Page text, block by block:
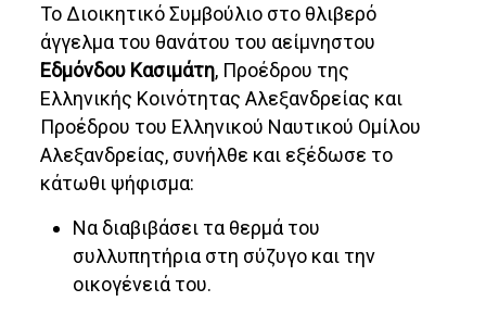
Το Διοικητικό Συμβούλιο στο θλιβερό
άγγελμα του θανάτου του αείμνηστου
Εδμόνδου Κασιμάτη, Προέδρου της
Ελληνικής Κοινότητας Αλεξανδρείας και
Προέδρου του Ελληνικού Ναυτικού Ομίλου
Αλεξανδρείας, συνήλθε και εξέδωσε το
κάτωθι ψήφισμα:
Να διαβιβάσει τα θερμά του
συλλυπητήρια στη σύζυγο και την
οικογένειά του.